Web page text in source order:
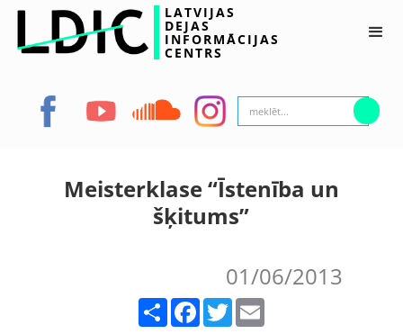
LATVIJAS
DEJAS
INFORMĀCIJAS
CENTRS
Meisterklase “Īstenība un
šķitums”
01/06/2013
Facebook Twitter